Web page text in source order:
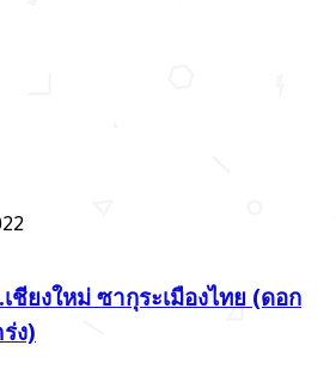
ชียงใหม่ ซากุระเมืองไทย (ดอก
ง)